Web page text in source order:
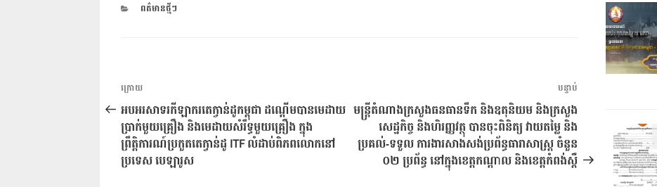
CATEGORIES
ពត៌មានថ្មីៗ
ការ​
នាំទិស​
ប្រកាស
អត្ថបទ
មុន
ក្រោយ
អបអរសាទរ​កីឡា​ករ​​តេក្វាន់ដូ​កម្ពុជា ដណ្ដើម​​បាន​មេដាយ​​
ប្រាក់​មួយ​គ្រឿង និង​មេដាយ​សំរឹទ្ធ​មួយ​គ្រឿង​ ​ក្នុង​
ព្រឹត្តិការណ៍​ប្រកួត​តេក្វាន់ដូ​ ITF លំដាប់​ពិភព​លោក​នៅ​
ប្រទេស បេឡារូស​​​
បន្ទាប់
មន្ត្រីតំណាងក្រសួងធនធានទឹក និងឧតុនិយម និងក្រសួង
សេដ្ឋកិច្ច និងហិរញ្ញវត្ថុ បានចុះពិនិត្យ វាយតម្លៃ និង
ប្រគល់-ទទួល ការងារសាងសង់ប្រព័ន្ធធារាសាស្ត្រ ចំនួន
០២ ប្រព័ន្ធ នៅក្នុងខេត្តកណ្តាល និងខេត្តកំពង់ស្ពឺ